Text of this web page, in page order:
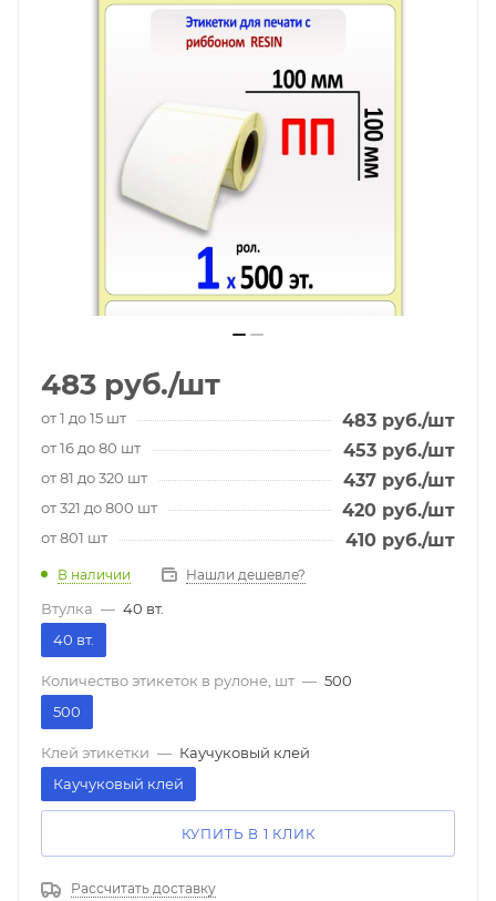
483 руб./шт
от 1 до 15 шт 483 руб./шт
от 16 до 80 шт 453 руб./шт
от 81 до 320 шт 437 руб./шт
от 321 до 800 шт 420 руб./шт
от 801 шт 410 руб./шт
В наличии Нашли дешевле?
Втулка — 40 вт.
40 вт.
Количество этикеток в рулоне, шт — 500
500
Клей этикетки — Каучуковый клей
Каучуковый клей
КУПИТЬ В 1 КЛИК
Рассчитать доставку